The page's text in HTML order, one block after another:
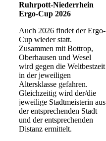
Ruhrpott-Niederrhein
Ergo-Cup 2026
Auch 2026 findet der Ergo-
Cup wieder statt.
Zusammen mit Bottrop,
Oberhausen und Wesel
wird gegen die Weltbestzeit
in der jeweiligen
Altersklasse gefahren.
Gleichzeitig wird der/die
jeweilige Stadtmeisterin aus
der entsprechenden Stadt
und der entsprechenden
Distanz ermittelt.